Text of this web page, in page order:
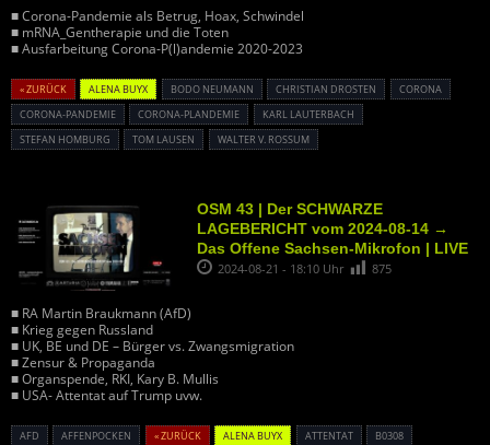
■ Corona-Pandemie als Betrug, Hoax, Schwindel
■ mRNA_Gentherapie und die Toten
■ Ausfarbeitung Corona-P(l)andemie 2020-2023
« ZURÜCK ALENA BUYX BODO NEUMANN CHRISTIAN DROSTEN
CORONA
CORONA-PANDEMIE
CORONA-PLANDEMIE
KARL LAUTERBACH
STEFAN HOMBURG
TOM LAUSEN WALTER V. ROSSUM
OSM 43 | Der SCHWARZE
LAGEBERICHT vom 2024-08-14 →
Das Offene Sachsen-Mikrofon | LIVE
2024-08-21 - 18:10 Uhr 875
■ RA Martin Braukmann (AfD)
■ Krieg gegen Russland
■ UK, BE und DE – Bürger vs. Zwangsmigration
■ Zensur & Propaganda
■ Organspende, RKI, Kary B. Mullis
■ USA- Attentat auf Trump uvw.
AFD AFFENPOCKEN « ZURÜCK ALENA BUYX ATTENTAT
B0308